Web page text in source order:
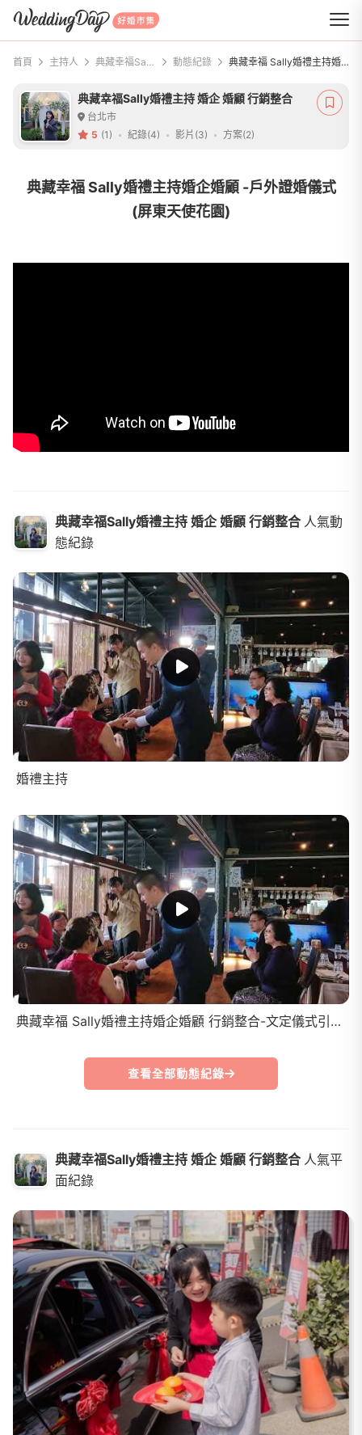
WeddingDay 好婚市集
首頁 主持人 典藏幸福Sally婚禮主持 婚企 婚顧 行銷整合 動態紀錄 典藏幸福 Sally婚禮主持婚企婚顧 -戶外證婚儀式(屏東天使花園)
典藏幸福Sally婚禮主持 婚企 婚顧 行銷整合
台北市
5 (1) 紀錄(4) 影片(3) 方案(2)
典藏幸福 Sally婚禮主持婚企婚顧 -戶外證婚儀式
(屏東天使花園)
典藏幸福Sally婚禮主持 婚企 婚顧 行銷整合 人氣平
面紀錄
典藏幸福Sally婚禮主持 婚企 婚顧 行銷整合 人氣動
態紀錄
婚禮主持
典藏幸福 Sally婚禮主持婚企婚顧 行銷整合-文定儀式引導(宜蘭)
查看全部動態紀錄